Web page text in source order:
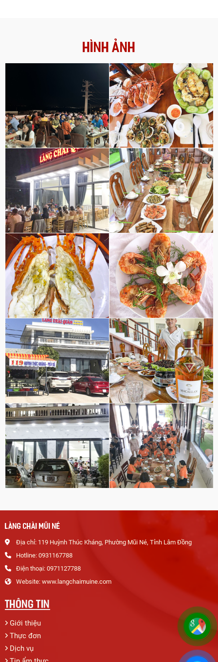
màu sắc, hương vị và giá trị dinh
dưỡng. Cách làm này đã trở nên
trợ. Tuy nhiên, sau quá trình cấp
thực phẩm như thế nào cũng là
một vấn đề rất quan trọng mà
chúng ta cần phải lưu ý. Bài viết
dưới đây sẽ giúp bạn giải đáp
thắc mắc này.
HÌNH ẢNH
LÀNG CHÀI MŨI NÉ
Địa chỉ: 119 Huỳnh Thúc Kháng, Phường Mũi Né, Tỉnh Lâm Đồng
Hotline: 0931167788
Điện thoại: 0971127788
Website: www.langchaimuine.com
THÔNG TIN
Giới thiệu
Thực đơn
Dịch vụ